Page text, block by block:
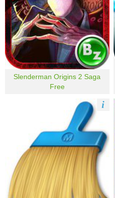
Slenderman Origins 2 Saga
Free
i